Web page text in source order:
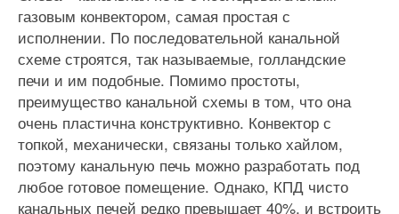
газовым конвектором, самая простая с
исполнении. По последовательной канальной
схеме строятся, так называемые, голландские
печи и им подобные. Помимо простоты,
преимущество канальной схемы в том, что она
очень пластична конструктивно. Конвектор с
топкой, механически, связаны только хайлом,
поэтому канальную печь можно разработать под
любое готовое помещение. Однако, КПД чисто
канальных печей редко превышает 40%, и встроить